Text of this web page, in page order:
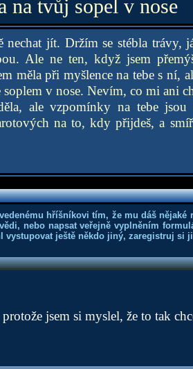
na tvůj sopel v nose
nechat jít. Držím se stébla
Ale ne ten, když jsem
měla při myšlence na tebe s ní,
v nose. Nevím, co mi ani
ale vzpomínky na tebe
na to, kdy přijdeš, a
hříšníkovi tím, že mu dáš nějaké
nebo napsat veřejně vyplněním
vystupovat ještě někdo jiný, zaregistruj si ji
jsem si myslel, že to tak